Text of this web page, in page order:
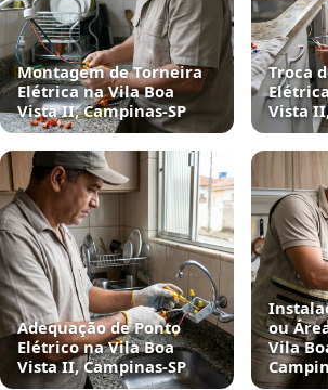
Montagem de Torneira
Elétrica na Vila Boa
Vista II, Campinas‑SP
Troca
Vista
Adequação de Ponto
Elétrico na Vila Boa
Vista II, Campinas‑SP
ou
Vila